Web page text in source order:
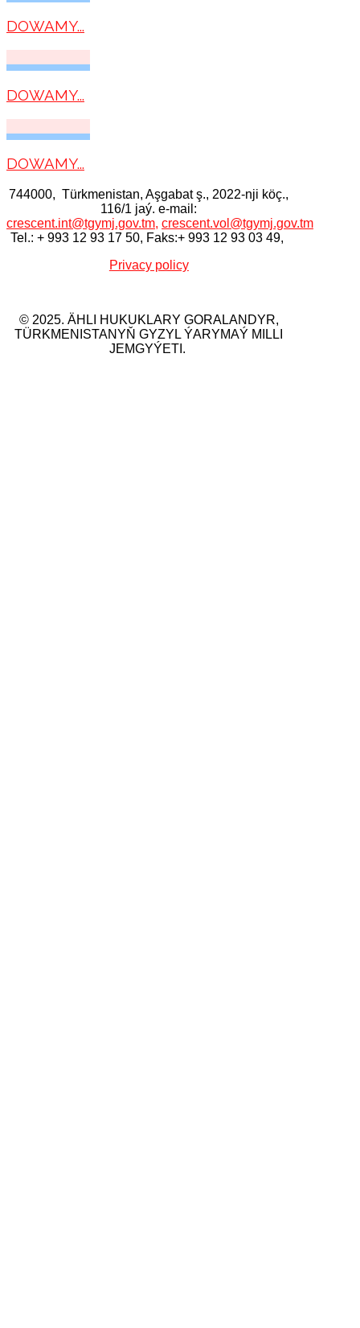
DOWAMY...
DOWAMY...
DOWAMY...
744000, Тürkmenistan, Aşgabat ş., 2022-nji köç.,
116/1 jaý. e-mail:
crescent.int@tgymj.gov.tm, crescent.vol@tgymj.gov.tm
Tel.: + 993 12 93 17 50, Faks:+ 993 12 93 03 49,
Privacy policy
© 2025. ÄHLI HUKUKLARY GORALANDYR,
TÜRKMENISTANYŇ GYZYL ÝARYMAÝ MILLI
JEMGYÝETI.